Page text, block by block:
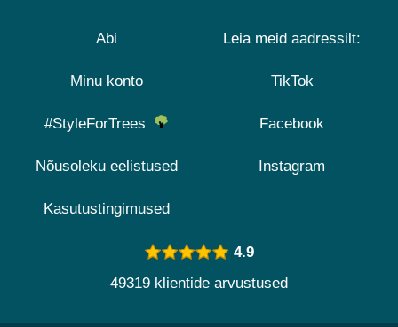
Abi
Minu konto
#StyleForTrees
Nõusoleku eelistused
Kasutustingimused
Leia meid aadressilt:
TikTok
Facebook
Instagram
4.9
49319 klientide arvustused